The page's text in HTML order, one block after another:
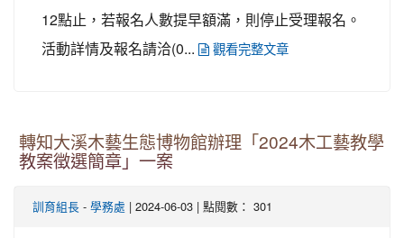
12點止，若報名人數提早額滿，則停止受理報名。
活動詳情及報名請洽(0...
觀看完整文章
轉知大溪木藝生態博物館辦理「2024木工藝教學
教案徵選簡章」一案
訓育組長 - 學務處 | 2024-06-03 | 點閱數： 301